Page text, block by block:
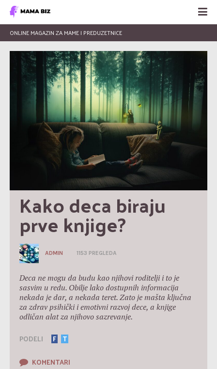
ONLINE MAGAZIN ZA MAME I PREDUZETNICE
Kako deca biraju
prve knjige?
ADMIN 1153 PREGLEDA
Deca ne mogu da budu kao njihovi roditelji i to je
sasvim u redu. Obilje lako dostupnih informacija
nekada je dar, a nekada teret. Zato je mašta ključna
za zdrav psihički i emotivni razvoj dece, a knjige
odličan alat za njihovo sazrevanje.
PODELI F T
KOMENTARI